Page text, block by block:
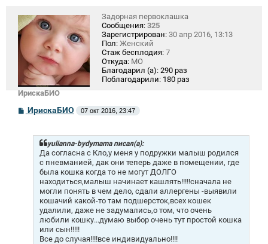
ИрискаБИО
Задорная первоклашка
Сообщения: 325
Зарегистрирован: 30 апр 2016, 13:13
Пол: Женский
Стаж бесплодия: 7
Откуда: МО
Благодарил (а): 290 раз
Поблагодарили: 180 раз
СИрискаБИО 07 окт 2016, 23:47
yulianna-bydymama писал(а):
Да согласна с Кло,у меня у подружки малыш родился
с пневманией, дак они теперь даже в помещении, где
была кошка когда то не могут ДОЛГО
находиться,малыш начинает кашлять!!!!!сначала не
могли понять в чем дело, сдали аллергены -выявили
кошачий какой-то там подшерсток,всех кошек
удалили, даже не задумались,о том, что очень
любили кошку...думаю выбор очень тут простой кошка
или сын!!!!!
Все до случая!!!!все индивидуально!!!!